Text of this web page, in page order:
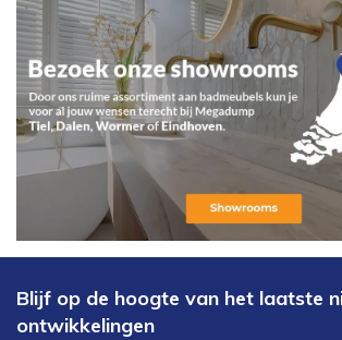
Blijf op de hoogte van het laatste
ontwikkelingen